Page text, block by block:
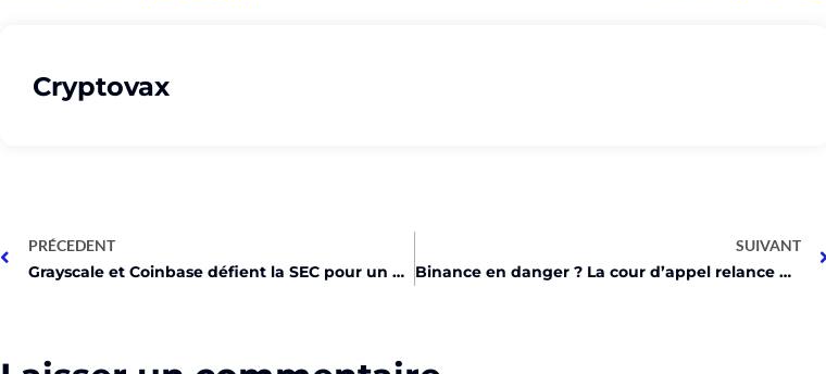
Cryptovax
PRÉCEDENT
Grayscale et Coinbase défient la SEC pour un ETF Ether!
SUIVANT
Binance en danger ? La cour d’appel relance un procès !